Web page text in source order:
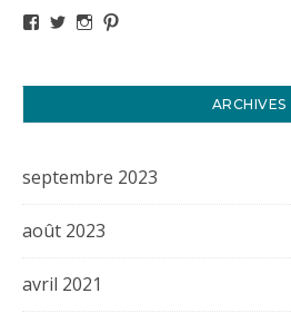
Voir le profil de titval35
Voir le profil de titval35
Voir le profil de
ARCHIVES
septembre 2023
août 2023
avril 2021